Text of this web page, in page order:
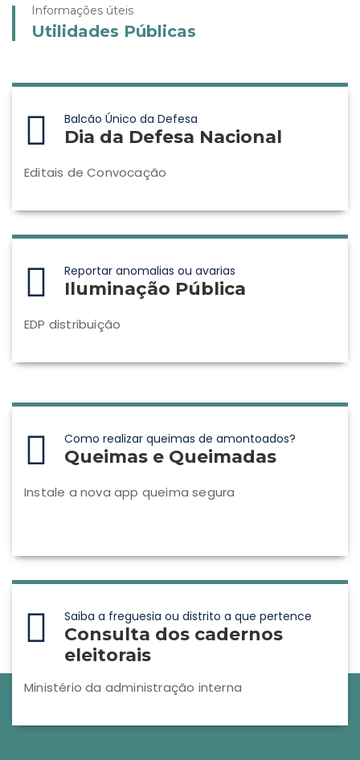
Informações úteis
Utilidades Públicas
Balcão Único da Defesa
Dia da Defesa Nacional
Editais de Convocação
Reportar anomalias ou avarias
Iluminação Pública
EDP distribuição
Como realizar queimas de amontoados?
Queimas e Queimadas
Instale a nova app queima segura
Saiba a freguesia ou distrito a que pertence
Consulta dos cadernos
eleitorais
Ministério da administração interna